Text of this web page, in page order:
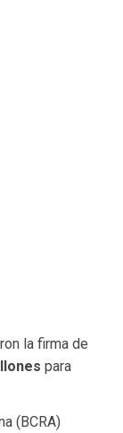
la firma de
para
(BCRA)